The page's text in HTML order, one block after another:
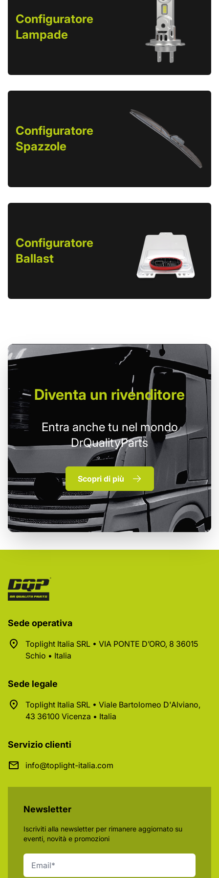
Configuratore
Lampade
Configuratore
Spazzole
Configuratore
Ballast
Diventa un rivenditore
Entra anche tu nel mondo
DrQualityParts
Scopri di più
Sede operativa
Toplight Italia SRL • VIA PONTE D’ORO, 8 36015
Schio • Italia
Sede legale
Toplight Italia SRL • Viale Bartolomeo D'Alviano,
43 36100 Vicenza • Italia
Servizio clienti
info@toplight-italia.com
Newsletter
Iscriviti alla newsletter per rimanere aggiornato su
eventi, novità e promozioni